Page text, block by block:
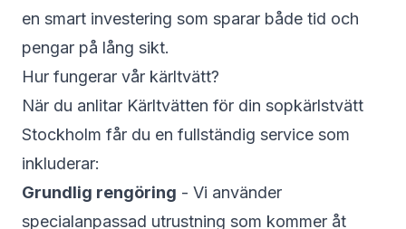
en smart investering som sparar både tid och
pengar på lång sikt.
Hur fungerar vår kärltvätt?
När du anlitar Kärltvätten för din sopkärlstvätt
Stockholm får du en fullständig service som
inkluderar:
Grundlig rengöring - Vi använder
specialanpassad utrustning som kommer åt